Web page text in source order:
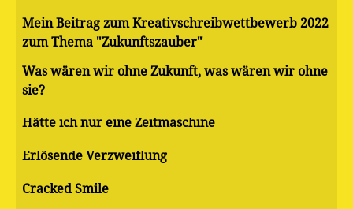
Mein Beitrag zum Kreativschreibwettbewerb 2022
zum Thema "Zukunftszauber"
Was wären wir ohne Zukunft, was wären wir ohne
sie?
Hätte ich nur eine Zeitmaschine
Erlösende Verzweiflung
Cracked Smile